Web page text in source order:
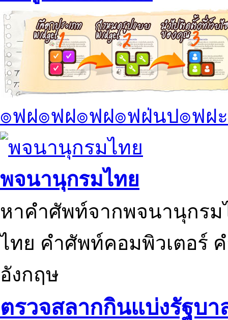
๏ฟฝ๏ฟฝ๏ฟฝ๏ฟฝ่นป๏ฟฝ
พจนานุกรมไทย
หาคำศัพท์จากพจนานุกรม
ไทย คำศัพท์คอมพิวเตอร์
อังกฤษ
ตรวจสลากกินแบ่งรัฐบา